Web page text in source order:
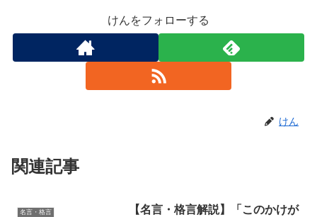
けんをフォローする
けん
関連記事
名言・格言
【名言・格言解説】「このかけが